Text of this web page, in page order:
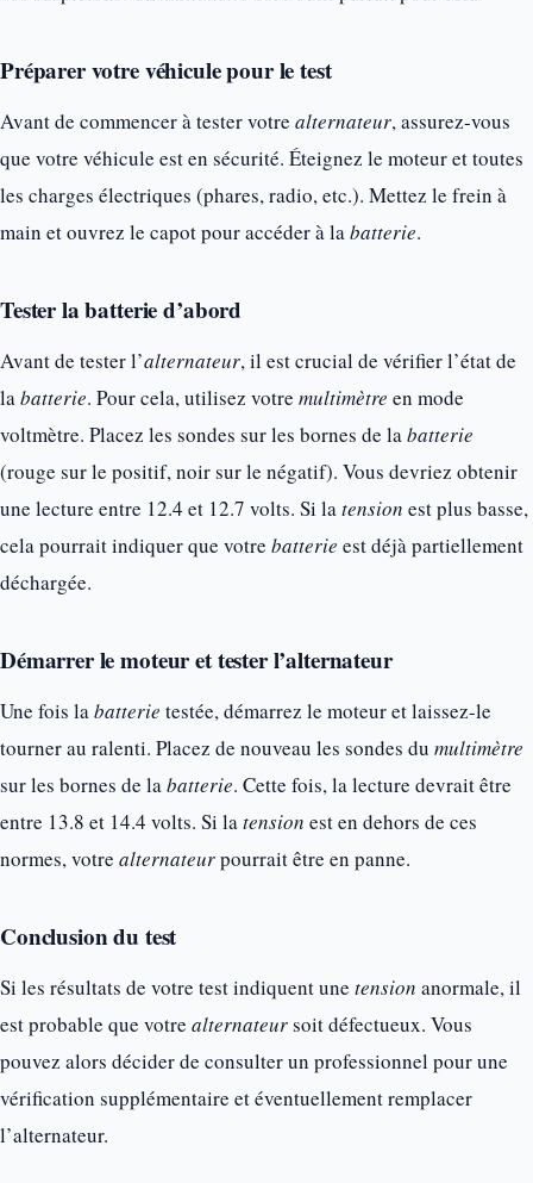
Préparer votre véhicule pour le test
Avant de commencer à tester votre alternateur, assurez-vous
que votre véhicule est en sécurité. Éteignez le moteur et toutes
les charges électriques (phares, radio, etc.). Mettez le frein à
main et ouvrez le capot pour accéder à labatterie.
Tester la batterie d’abord
Avant de tester l’alternateur, il est crucial de vérifier l’état de
labatterie. Pour cela, utilisez votre multimètre en mode
voltmètre. Placez les sondes sur les bornes de labatterie
(rouge sur le positif, noir sur le négatif). Vous devriez obtenir
une lecture entre 12.4 et 12.7 volts. Si latension est plus basse,
cela pourrait indiquer que votre batterie est déjà partiellement
déchargée.
Démarrer le moteur et tester l’alternateur
Une fois labatterie testée, démarrez le moteur et laissez-le
tourner au ralenti. Placez de nouveau les sondes du multimètre
sur les bornes de labatterie. Cette fois, la lecture devrait être
entre 13.8 et 14.4 volts. Si latension est en dehors de ces
normes, votre alternateurpourrait être en panne.
Conclusion du test
Si les résultats de votre test indiquent une tension anormale, il
est probable que votre alternateursoit défectueux. Vous
pouvez alors décider de consulter un professionnel pour une
vérification supplémentaire et éventuellement remplacer
l’alternateur.